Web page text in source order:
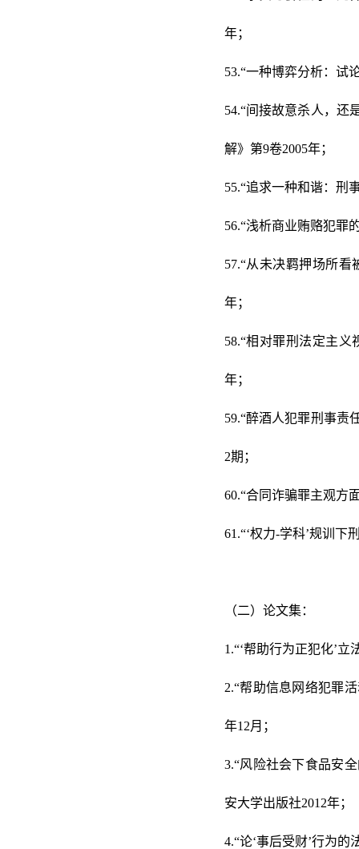
年；
53.“一种博弈分析：试
54.“间接故意杀人，
解》第9卷2005年；
55.“追求一种和谐：刑
56.“浅析商业贿赂犯罪
57.“从未决羁押场所
年；
58.“相对罪刑法定主
年；
59.“醉酒人犯罪刑事责
2期；
60.“合同诈骗罪主观方
61.“‘权力-学科’规训下
（二）论文集：
1.“‘帮助行为正犯化’
2.“帮助信息网络犯罪
年12月；
3.“风险社会下食品安
安大学出版社2012年；
4.“论‘事后受财’行为